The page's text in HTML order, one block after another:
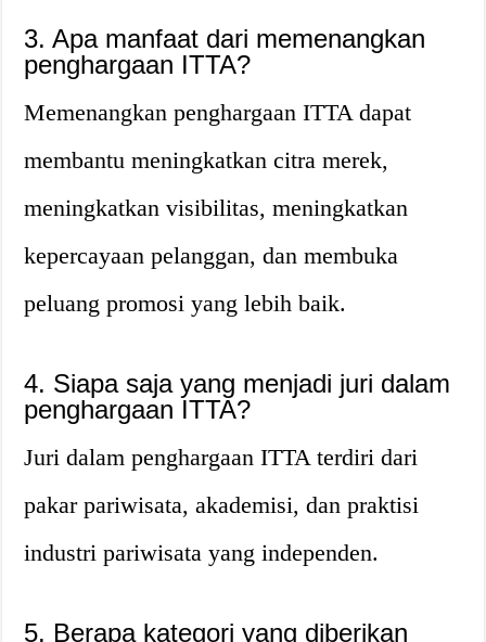
3. Apa manfaat dari memenangkan
penghargaan ITTA?
Memenangkan penghargaan ITTA dapat
membantu meningkatkan citra merek,
meningkatkan visibilitas, meningkatkan
kepercayaan pelanggan, dan membuka
peluang promosi yang lebih baik.
4. Siapa saja yang menjadi juri dalam
penghargaan ITTA?
Juri dalam penghargaan ITTA terdiri dari
pakar pariwisata, akademisi, dan praktisi
industri pariwisata yang independen.
5. Berapa kategori yang diberikan